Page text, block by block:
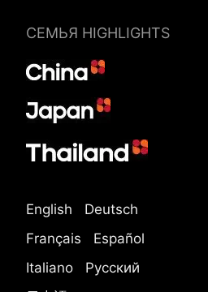
СЕМЬЯ HIGHLIGHTS
English
Deutsch
Français
Español
Italiano
Русский